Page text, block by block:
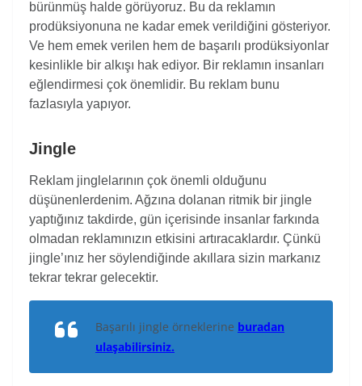
bürünmüş halde görüyoruz. Bu da reklamın
prodüksiyonuna ne kadar emek verildiğini gösteriyor.
Ve hem emek verilen hem de başarılı prodüksiyonlar
kesinlikle bir alkışı hak ediyor. Bir reklamın insanları
eğlendirmesi çok önemlidir. Bu reklam bunu
fazlasıyla yapıyor.
Jingle
Reklam jinglelarının çok önemli olduğunu
düşünenlerdenim. Ağzına dolanan ritmik bir jingle
yaptığınız takdirde, gün içerisinde insanlar farkında
olmadan reklamınızın etkisini artıracaklardır. Çünkü
jingle’ınız her söylendiğinde akıllara sizin markanız
tekrar tekrar gelecektir.
Başarılı jingle örneklerine buradan
ulaşabilirsiniz.